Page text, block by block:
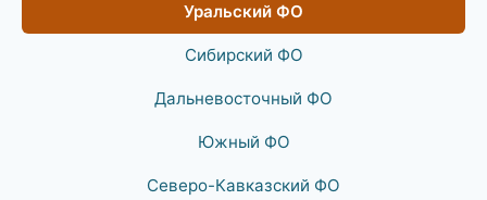
Уральский ФО
Сибирский ФО
Дальневосточный ФО
Южный ФО
Северо-Кавказский ФО